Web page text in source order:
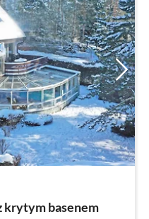
krytym basenem